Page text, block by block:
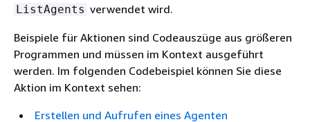
ListAgents verwendet wird.
Beispiele für Aktionen sind Codeauszüge aus größeren
Programmen und müssen im Kontext ausgeführt
werden. Im folgenden Codebeispiel können Sie diese
Aktion im Kontext sehen:
Erstellen und Aufrufen eines Agenten